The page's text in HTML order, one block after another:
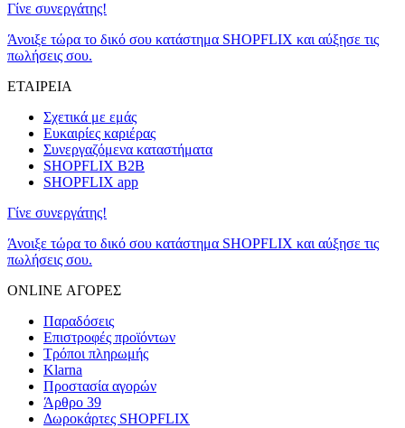
Γίνε συνεργάτης!
Άνοιξε τώρα το δικό σου κατάστημα SHOPFLIX και αύξησε τις
πωλήσεις σου.
ΕΤΑΙΡΕΙΑ
Σχετικά με εμάς
Ευκαιρίες καριέρας
Συνεργαζόμενα καταστήματα
SHOPFLIX B2B
SHOPFLIX app
Γίνε συνεργάτης!
Άνοιξε τώρα το δικό σου κατάστημα SHOPFLIX και αύξησε τις
πωλήσεις σου.
ONLINE ΑΓΟΡΕΣ
Παραδόσεις
Επιστροφές προϊόντων
Τρόποι πληρωμής
Klarna
Προστασία αγορών
Άρθρο 39
Δωροκάρτες SHOPFLIX